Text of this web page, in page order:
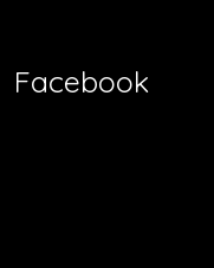
Facebook​